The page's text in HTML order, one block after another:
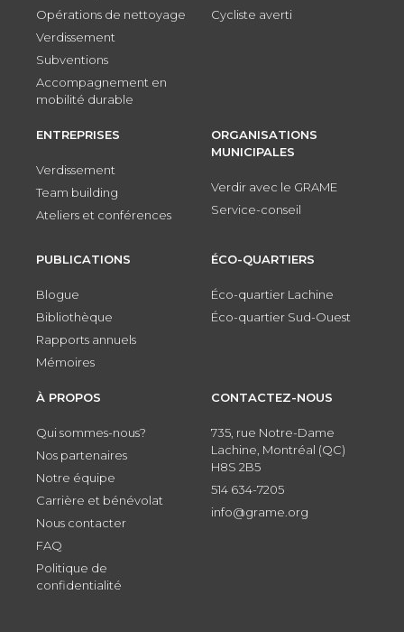
Opérations de nettoyage
Verdissement
Subventions
Accompagnement en
mobilité durable
Cycliste averti
ENTREPRISES
Verdissement
Team building
Ateliers et conférences
ORGANISATIONS
MUNICIPALES
Verdir avec le GRAME
Service-conseil
PUBLICATIONS
Blogue
Bibliothèque
Rapports annuels
Mémoires
ÉCO-QUARTIERS
Éco-quartier Lachine
Éco-quartier Sud-Ouest
À PROPOS
Qui sommes-nous?
Nos partenaires
Notre équipe
Carrière et bénévolat
Nous contacter
FAQ
Politique de
confidentialité
CONTACTEZ-NOUS
735, rue Notre-Dame
Lachine, Montréal (QC)
H8S 2B5
514 634-7205
info@grame.org